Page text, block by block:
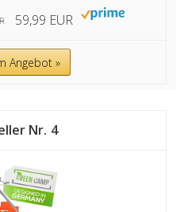
59,99 EUR
Angebot »
4